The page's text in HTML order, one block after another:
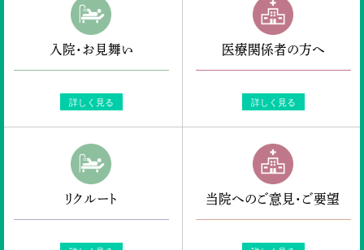
入院・お見舞い
詳しく見る
医療関係者の方へ
詳しく見る
リクルート 当院へのご意見・ご要望